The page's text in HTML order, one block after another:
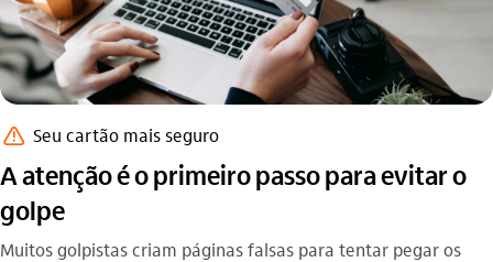
aviso_outline Seu cartão mais seguro
A atenção é o primeiro passo para evitar o
golpe
Muitos golpistas criam páginas falsas para tentar pegar os